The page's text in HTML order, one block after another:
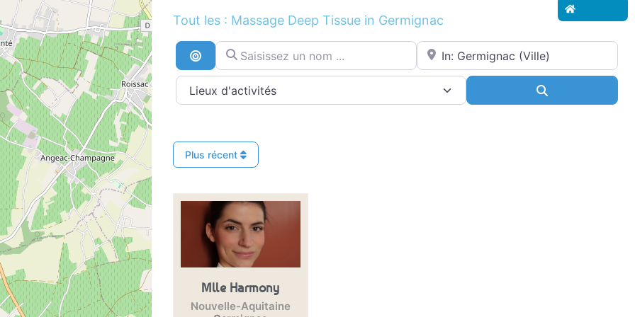
Tout les : Massage Deep Tissue in Germignac
Recherche par distance
Saisissez un nom ... Proche de...
Plus récent
Mlle Harmony
Nouvelle-Aquitaine